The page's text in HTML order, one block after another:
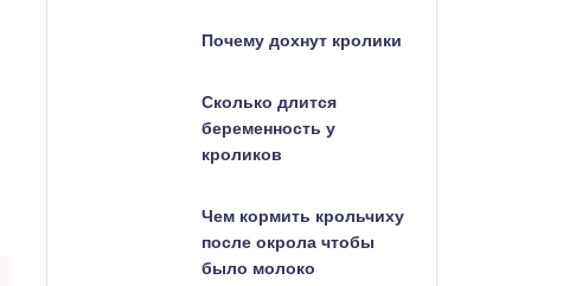
Почему дохнут кролики
Сколько длится
беременность у
кроликов
Чем кормить крольчиху
после окрола чтобы
было молоко